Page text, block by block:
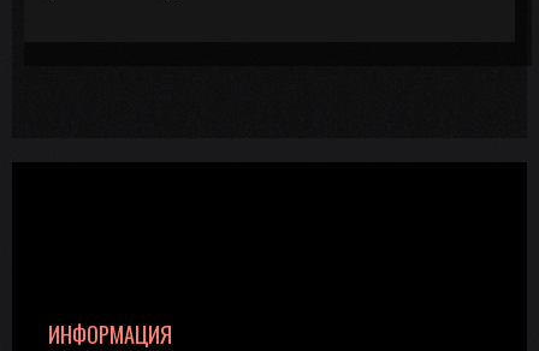
ИНФОРМАЦИЯ